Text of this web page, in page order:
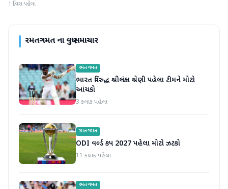
1 દિવસ પહેલા
રમતગમતના વધુ સમાચાર
રમતગમત
ભારત વિરુદ્ધ શ્રીલંકા શ્રેણી પહેલા ટીમને મોટો
આંચકો
3 કલાક પહેલા
રમતગમત
ODI વર્લ્ડ કપ 2027 પહેલા મોટો ઝટકો
11 કલાક પહેલા
રમતગમત